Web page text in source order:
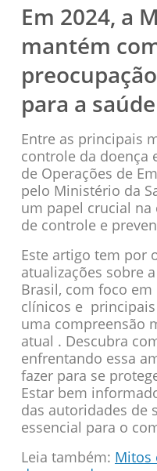
Em 2024, a
mantém
para a
Entre as principais
controle da doença
de Operações de
pelo Ministério da
um papel crucial na
de controle e
Este artigo tem por
atualizações sobre
Brasil, com foco
clínicos e
uma compreensão
atual . Descubra
enfrentando essa
fazer para se
Estar bem
das autoridades de
essencial para o
Leia também: Mitos